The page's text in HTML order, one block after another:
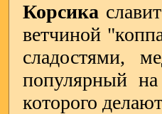
Корсика
ветчиной
сладостями,
популярный
которого